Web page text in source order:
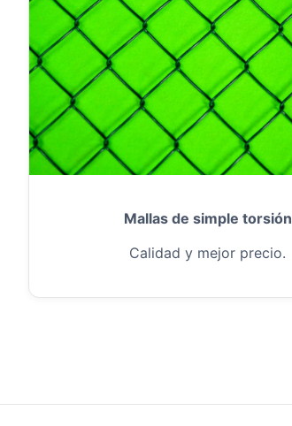
Mallas de simple torsión
Calidad y mejor precio.